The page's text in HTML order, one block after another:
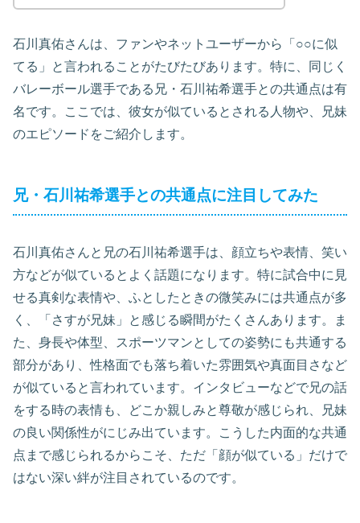
石川真佑さんは、ファンやネットユーザーから「○○に似
てる」と言われることがたびたびあります。特に、同じく
バレーボール選手である兄・石川祐希選手との共通点は有
名です。ここでは、彼女が似ているとされる人物や、兄妹
のエピソードをご紹介します。
兄・石川祐希選手との共通点に注目してみた
石川真佑さんと兄の石川祐希選手は、顔立ちや表情、笑い
方などが似ているとよく話題になります。特に試合中に見
せる真剣な表情や、ふとしたときの微笑みには共通点が多
く、「さすが兄妹」と感じる瞬間がたくさんあります。ま
た、身長や体型、スポーツマンとしての姿勢にも共通する
部分があり、性格面でも落ち着いた雰囲気や真面目さなど
が似ていると言われています。インタビューなどで兄の話
をする時の表情も、どこか親しみと尊敬が感じられ、兄妹
の良い関係性がにじみ出ています。こうした内面的な共通
点まで感じられるからこそ、ただ「顔が似ている」だけで
はない深い絆が注目されているのです。